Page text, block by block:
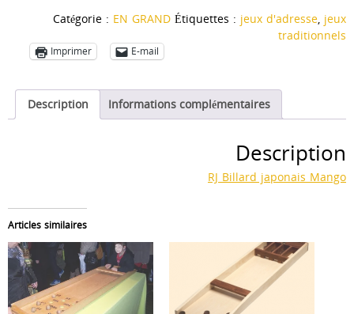
Mango
Catégorie : EN GRAND Étiquettes : jeux d'adresse jeux
traditionnels
Imprimer E-mail
Description Informations complémentaires
Description
RJ Billard japonais Mango
Articles similaires